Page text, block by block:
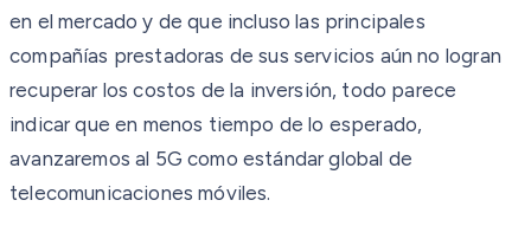
en el mercado y de que incluso las principales
compañías prestadoras de sus servicios aún no logran
recuperar los costos de la inversión, todo parece
indicar que en menos tiempo de lo esperado,
avanzaremos al 5G como estándar global de
telecomunicaciones móviles.